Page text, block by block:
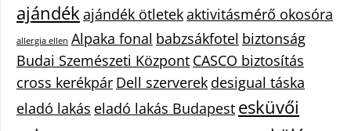
ajándékajándék ötletekaktivitásmérő okosóra
allergia ellen Alpaka fonal babzsákfotel biztonság
Budai Szemészeti Központ CASCO biztosítás
cross kerékpár Dell szerverek desigual táska
eladó lakás eladó lakás Budapest esküvői